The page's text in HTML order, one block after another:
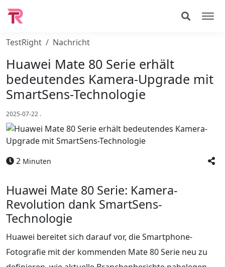
TestRight Nachricht
Huawei Mate 80 Serie erhält
bedeutendes Kamera-Upgrade mit
SmartSens-Technologie
2025-07-22 .
2 Minuten
Huawei Mate 80 Serie: Kamera-
Revolution dank SmartSens-
Technologie
Huawei bereitet sich darauf vor, die Smartphone-
Fotografie mit der kommenden Mate 80 Serie neu zu